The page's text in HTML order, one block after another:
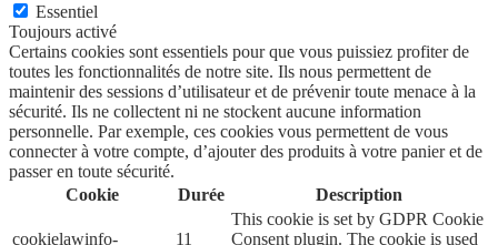
Essentiel
Toujours activé
Certains cookies sont essentiels pour que vous puissiez profiter de
toutes les fonctionnalités de notre site. Ils nous permettent de
maintenir des sessions d’utilisateur et de prévenir toute menace à la
sécurité. Ils ne collectent ni ne stockent aucune information
personnelle. Par exemple, ces cookies vous permettent de vous
connecter à votre compte, d’ajouter des produits à votre panier et de
passer en toute sécurité.
Cookie
Durée Description
cookielawinfo- 11
This cookie is set by GDPR Cookie
Consent plugin. The cookie is used